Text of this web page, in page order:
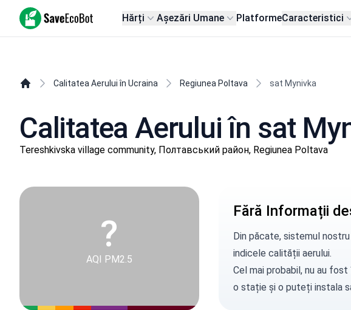
SaveEcoBot Hărți Așezări Umane PlatformeCaracteristici
Calitatea Aerului în Ucraina Regiunea Poltava sat Mynivka
Calitatea Aerului în sat
Tereshkivska village community, Полтавський район, Regiunea Poltava
?
AQI PM2.5
Fără Informații
Din păcate, sistemul
indicele calității aerului.
Cel mai probabil, nu au
o stație și o puteți instala